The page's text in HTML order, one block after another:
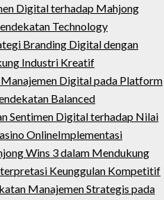
Digital terhadap Mahjong
Technology
Branding Digital dengan
Industri Kreatif
Digital pada Platform
Balanced
Sentimen Digital terhadap Nilai
OnlineImplementasi
Wins 3 dalam Mendukung
Keunggulan Kompetitif
Manajemen Strategis pada